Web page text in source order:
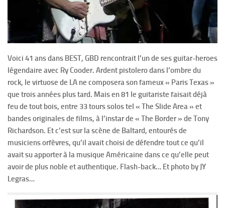
Voici 41 ans dans BEST, GBD rencontrait l’un de ses guitar-heroes
légendaire avec Ry Cooder. Ardent pistolero dans l’ombre du
rock, le virtuose de LA ne composera son fameux « Paris Texas »
que trois années plus tard. Mais en 81 le guitariste faisait déjà
feu de tout bois, entre 33 tours solos tel « The Slide Area » et
bandes originales de films, à l’instar de « The Border » de Tony
Richardson. Et c’est sur la scène de Baltard, entourés de
musiciens orfèvres, qu’il avait choisi de défendre tout ce qu’il
avait su apporter à la musique Américaine dans ce qu’elle peut
avoir de plus noble et authentique. Flash-back… Et photo by JY
Legras…